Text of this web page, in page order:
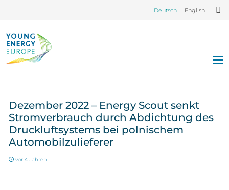
Deutsch English
Dezember 2022 – Energy Scout senkt
Stromverbrauch durch Abdichtung des
Druckluftsystems bei polnischem
Automobilzulieferer
vor 4 Jahren